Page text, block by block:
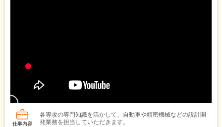
仕事内容
各専攻の専門知識を活かして、自動車や精密機械などの設計開
発業務を担当していただきます。